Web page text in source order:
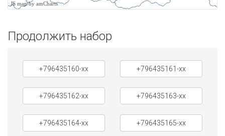
JS map by amCharts
Продолжить набор
+796435160-xx +796435161-xx
+796435162-xx +796435163-xx
+796435164-xx +796435165-xx